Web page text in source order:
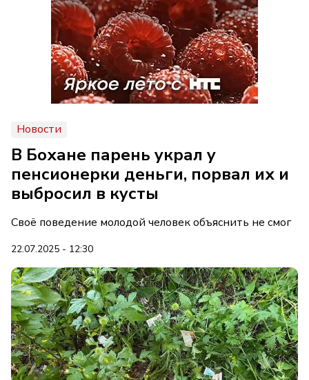
Новости
В Бохане парень украл у
пенсионерки деньги, порвал их и
выбросил в кусты
Своё поведение молодой человек объяснить не смог
22.07.2025 - 12:30